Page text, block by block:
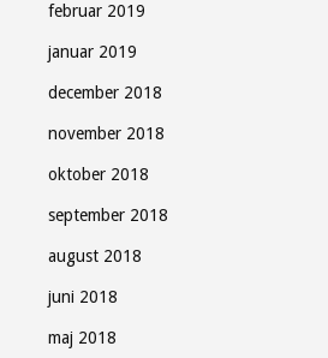
februar 2019
januar 2019
december 2018
november 2018
oktober 2018
september 2018
august 2018
juni 2018
maj 2018